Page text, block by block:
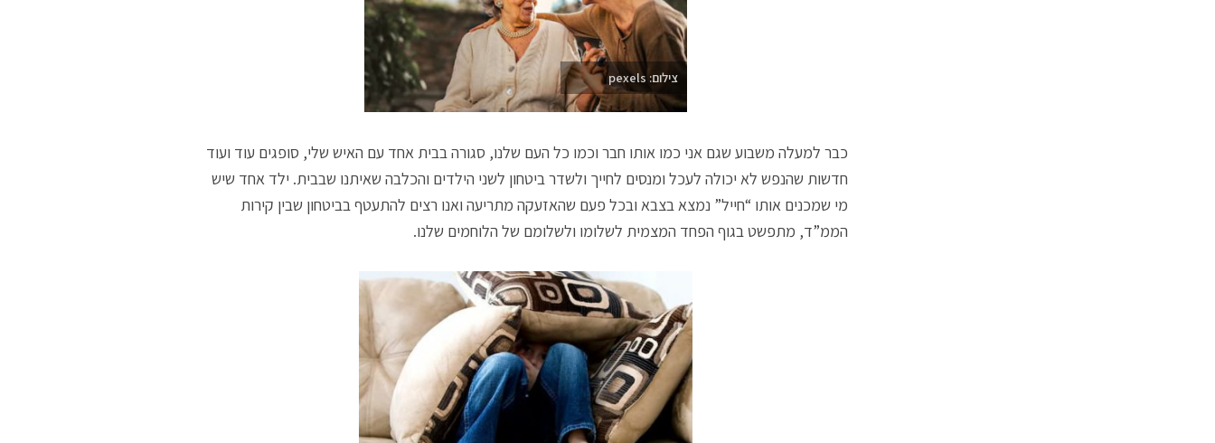
צילום: pexels
כבר למעלה משבוע שגם אני כמו אותו חבר וכמו כל העם שלנו, סגורה בבית אחד עם האיש שלי, סופגים עוד ועוד
חדשות שהנפש לא יכולה לעכל ומנסים לחייך ולשדר ביטחון לשני הילדים והכלבה שאיתנו שבבית. ילד אחד שיש
מי שמכנים אותו “חייל” נמצא בצבא ובכל פעם שהאזעקה מתריעה ואנו רצים להתעטף בביטחון שבין קירות
הממ”ד, מתפשט בגוף הפחד המצמית לשלומו ולשלומם של הלוחמים שלנו.